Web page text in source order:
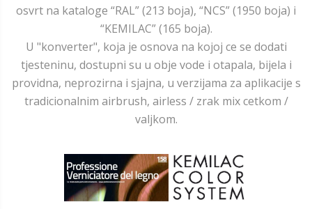
osvrt na kataloge “RAL” (213 boja), “NCS” (1950 boja) i
“KEMILAC” (165 boja).
U "konverter", koja je osnova na kojoj ce se dodati
tjesteninu, dostupni su u obje vode i otapala, bijela i
providna, neprozirna i sjajna, u verzijama za aplikacije s
tradicionalnim airbrush, airless / zrak mix cetkom /
valjkom.